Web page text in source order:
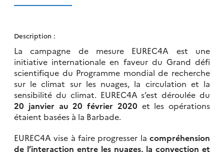
Description :
La campagne de mesure EUREC4A est une
initiative internationale en faveur du Grand défi
scientifique du Programme mondial de recherche
sur le climat sur les nuages, la circulation et la
sensibilité du climat. EUREC4A s’est déroulée du
20 janvier au 20 février 2020 et les opérations
étaient basées à la Barbade.
EUREC4A vise à faire progresser la compréhension
de l’interaction entre les nuages, la convection et